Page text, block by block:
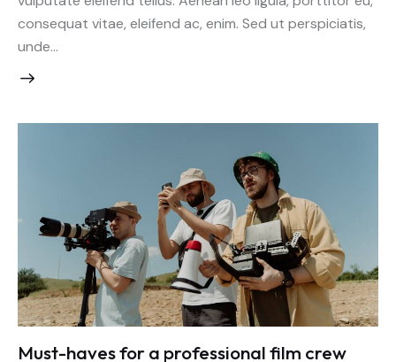
consequat vitae, eleifend ac, enim. Sed ut perspiciatis,
unde…
Must-haves for a professional film crew